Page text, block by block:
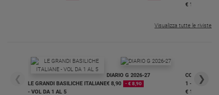
Registrati
Redazione
€ 16,99
Visualizza tutte le riviste
❮
LE GRANDI BASILICHE ITALIANE
- VOL DA 1 AL 5
DIARIO G 2026-27
€ 8,90
- € 8,90
COLLANA
1 - 2
€ 18,50
❯